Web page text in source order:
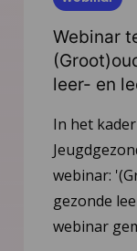
Webinar
leer- en
In het
webinar:
gezonde
webinar